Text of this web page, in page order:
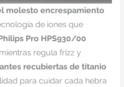
molesto encrespamiento
de iones que
Pro HPS930/00
regula frizz y
recubiertas de titanio
para cuidar cada hebra